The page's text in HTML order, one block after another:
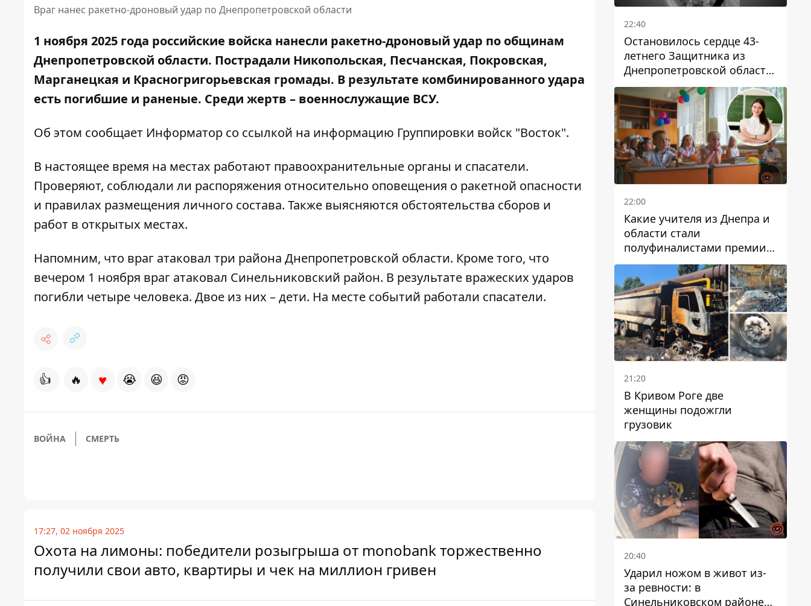
Враг нанес ракетно-дроновый удар по Днепропетровской области
1 ноября 2025 года российские войска нанесли ракетно-дроновый удар по общинам
Днепропетровской области. Пострадали Никопольская, Песчанская, Покровская,
Марганецкая и Красногригорьевская громады. В результате комбинированного удара
есть погибшие и раненые. Среди жертв – военнослужащие ВСУ.
Об этом сообщает Информатор со ссылкой на информацию Группировки войск "Восток".
В настоящее время на местах работают правоохранительные органы и спасатели.
Проверяют, соблюдали ли распоряжения относительно оповещения о ракетной опасности
и правилах размещения личного состава. Также выясняются обстоятельства сборов и
работ в открытых местах.
Напомним, что враг атаковал три района Днепропетровской области. Кроме того, что
вечером 1 ноября враг атаковал Синельниковский район. В результате вражеских ударов
погибли четыре человека. Двое из них – дети. На месте событий работали спасатели.
👍 🔥 ♥ 😭 😆 😡
ВОЙНА СМЕРТЬ
17:27, 02 ноября 2025
Охота на лимоны: победители розыгрыша от monobank торжественно
получили свои авто, квартиры и чек на миллион гривен
22:40
Остановилось сердце 43-
летнего Защитника из
Днепропетровской области
Евгения Зинченко
22:00
Какие учителя из Днепра и
области стали
полуфиналистами премии
Global Teacher Prize Ukraine
2026
21:20
В Кривом Роге две
женщины подожгли
грузовик
20:40
Ударил ножом в живот из-
за ревности: в
Синельниковском районе